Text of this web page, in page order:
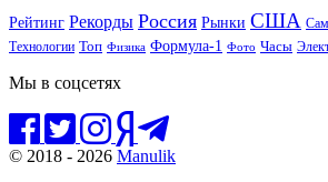
Рейтинг Рекорды Россия Рынки США
Технологии Топ Физика Формула-1 Фото Часы
Мы в соцсетях
© 2018 - 2026 Manulik